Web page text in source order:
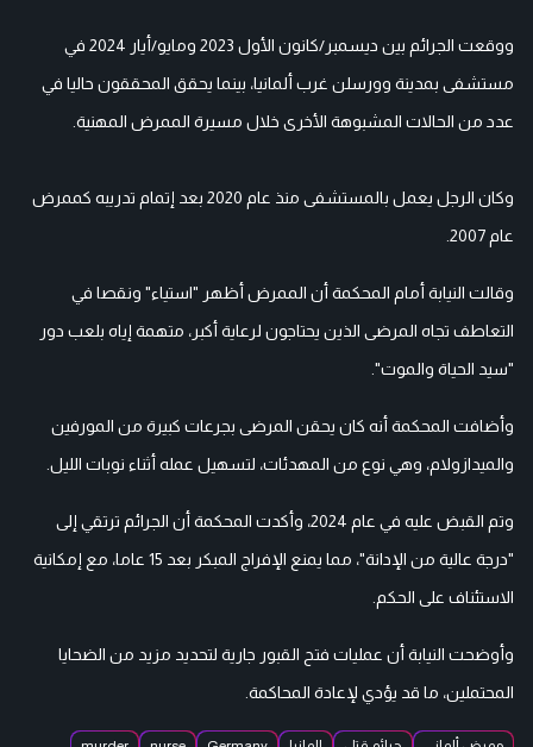
ووقعت الجرائم بين ديسمبر/كانون الأول 2023 ومايو/أيار 2024 في
مستشفى بمدينة وورسلن غرب ألمانيا، بينما يحقق المحققون حاليا في
عدد من الحالات المشبوهة الأخرى خلال مسيرة الممرض المهنية.
وكان الرجل يعمل بالمستشفى منذ عام 2020 بعد إتمام تدريبه كممرض
عام 2007.
وقالت النيابة أمام المحكمة أن الممرض أظهر "استياء" ونقصا في
التعاطف تجاه المرضى الذين يحتاجون لرعاية أكبر، متهمة إياه بلعب دور
"سيد الحياة والموت".
وأضافت المحكمة أنه كان يحقن المرضى بجرعات كبيرة من المورفين
والميدازولام، وهي نوع من المهدئات، لتسهيل عمله أثناء نوبات الليل.
وتم القبض عليه في عام 2024، وأكدت المحكمة أن الجرائم ترتقي إلى
"درجة عالية من الإدانة"، مما يمنع الإفراج المبكر بعد 15 عاما، مع إمكانية
الاستئناف على الحكم.
وأوضحت النيابة أن عمليات فتح القبور جارية لتحديد مزيد من الضحايا
المحتملين، ما قد يؤدي لإعادة المحاكمة.